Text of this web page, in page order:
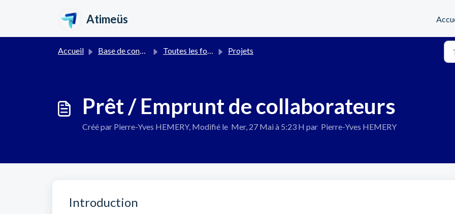
Atimeüs
Accueil Base de connaissances Toutes les fonctionnalités Projets
Prêt / Emprunt de collaborateurs
Créé par Pierre-Yves HEMERY, Modifié le Mer, 27 Mai à 5:23 H par Pierre-Yves HEMERY
Introduction